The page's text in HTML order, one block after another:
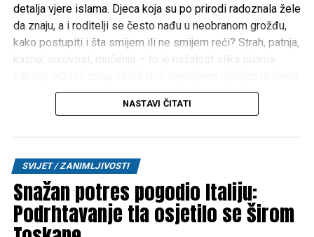
detalja vjere islama. Djeca koja su po prirodi radoznala žele
da znaju, a i roditelji se često nađu u neobranom grožđu,
kako postupiti i šta smijem ili ne smijem reći? Strah, patnja,
kazna, surovost, mučenje – to je nažalost slika islama
Iz iskustva poznajem roditelje koji su djecu na takav način
doslovno istraumirali. Možda zvuči čudno, ali pojedini
patnji i azaba, govore mališanima o tome kako meleki
surovo kažnjavaju i kako ih čekaju u kaburu, kako šejtani i
džinni na njih vrebaju svih strana, itd.
Ovakav i sličan pristup razorno djeluje po djecu, u njihovu
NASTAVI ČITATI
SVIJET / ZANIMLJIVOSTI
Snažan potres pogodio Italiju:
Podrhtavanje tla osjetilo se širom